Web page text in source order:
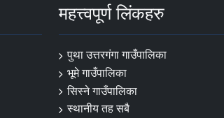
महत्त्वपूर्ण लिंकहरु
पुथा उत्तरगंगा गाउँपालिका
भूमे गाउँपालिका
सिस्ने गाउँपालिका
स्थानीय तह सबै